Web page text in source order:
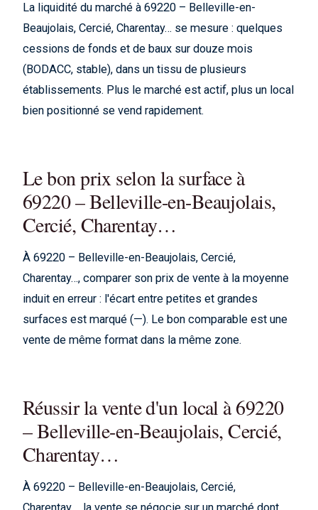
La liquidité du marché à 69220 – Belleville-en-
Beaujolais, Cercié, Charentay… se mesure : quelques
cessions de fonds et de baux sur douze mois
(BODACC, stable), dans un tissu de plusieurs
établissements. Plus le marché est actif, plus un local
bien positionné se vend rapidement.
Le bon prix selon la surface à
69220 – Belleville-en-Beaujolais,
Cercié, Charentay…
À 69220 – Belleville-en-Beaujolais, Cercié,
Charentay…, comparer son prix de vente à la moyenne
induit en erreur : l'écart entre petites et grandes
surfaces est marqué (—). Le bon comparable est une
vente de même format dans la même zone.
Réussir la vente d'un local à 69220
– Belleville-en-Beaujolais, Cercié,
Charentay…
À 69220 – Belleville-en-Beaujolais, Cercié,